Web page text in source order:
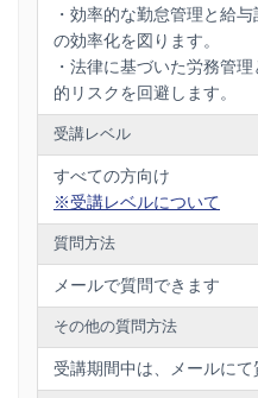
・効率的な勤怠管理と給
の効率化を図ります。
・法律に基づいた労務管
的リスクを回避します。
受講レベル
すべての方向け
※受講レベルについて
質問方法
メールで質問できます
その他の質問方法
受講期間中は、メールにて